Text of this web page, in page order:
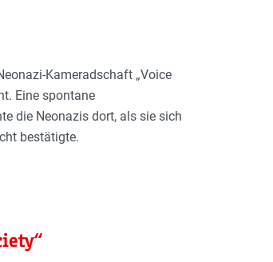
Kameradschaft „Voice
Eine spontane
die Neonazis dort, als sie sich
bestätigte.